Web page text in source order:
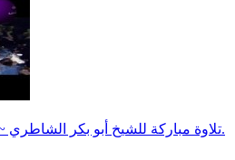
تلاوة مباركة للشيخ أبو بكر الشاطري ~ ما تيسر من سورة المجادلة.